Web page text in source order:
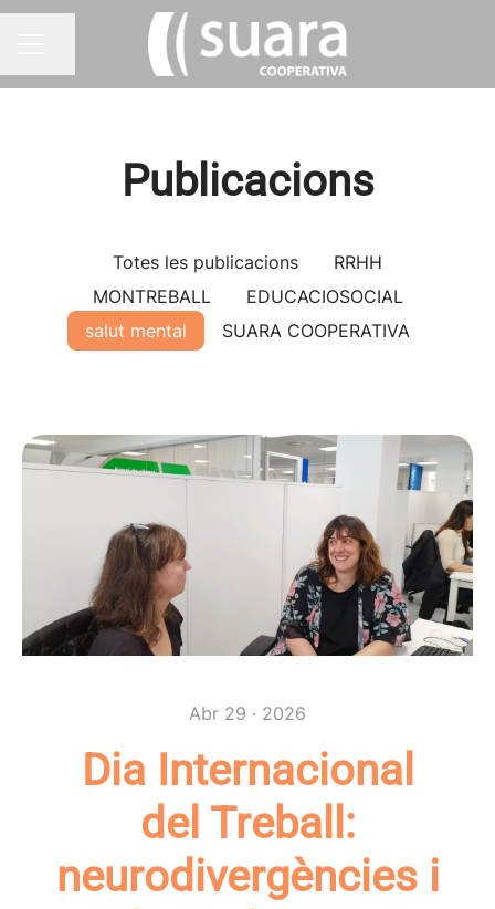
MENÚ BORSA DE TREBALL
Compartir pàgina
Publicacions
Totes les publicacions
RRHH
MONTREBALL
EDUCACIOSOCIAL
salut mental
SUARA COOPERATIVA
Abr 29 · 2026
Dia Internacional
del Treball:
neurodivergències i